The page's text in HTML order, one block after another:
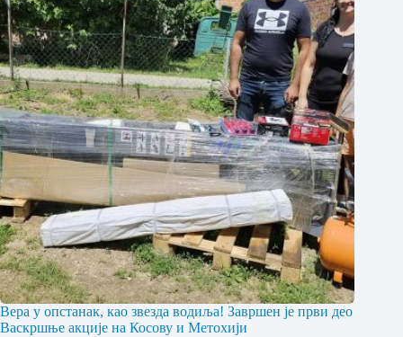
Вера у опстанак, као звезда водиља! Завршен је први део
Васкршње акције на Косову и Метохији